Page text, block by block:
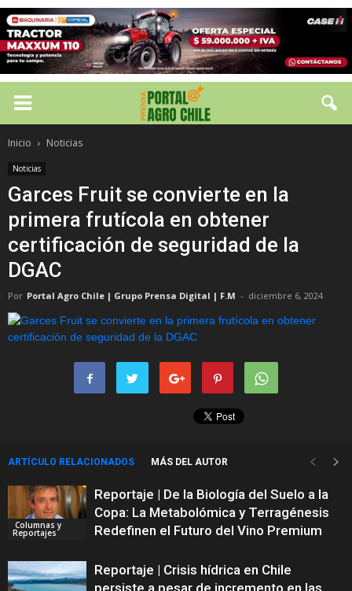
Inicio Noticias
Noticias
Garces Fruit se convierte en la
primera frutícola en obtener
certificación de seguridad de la
DGAC
Por Portal Agro Chile | Grupo Prensa Digital | F.M - diciembre 6, 2024
ARTÍCULO RELACIONADOS MÁS DEL AUTOR
Columnas y
Reportajes
Reportaje | De la Biología del Suelo a la
Copa: La Metabolómica y Terragénesis
Redefinen el Futuro del Vino Premium
Reportaje | Crisis hídrica en Chile
persiste a pesar de incremento en las